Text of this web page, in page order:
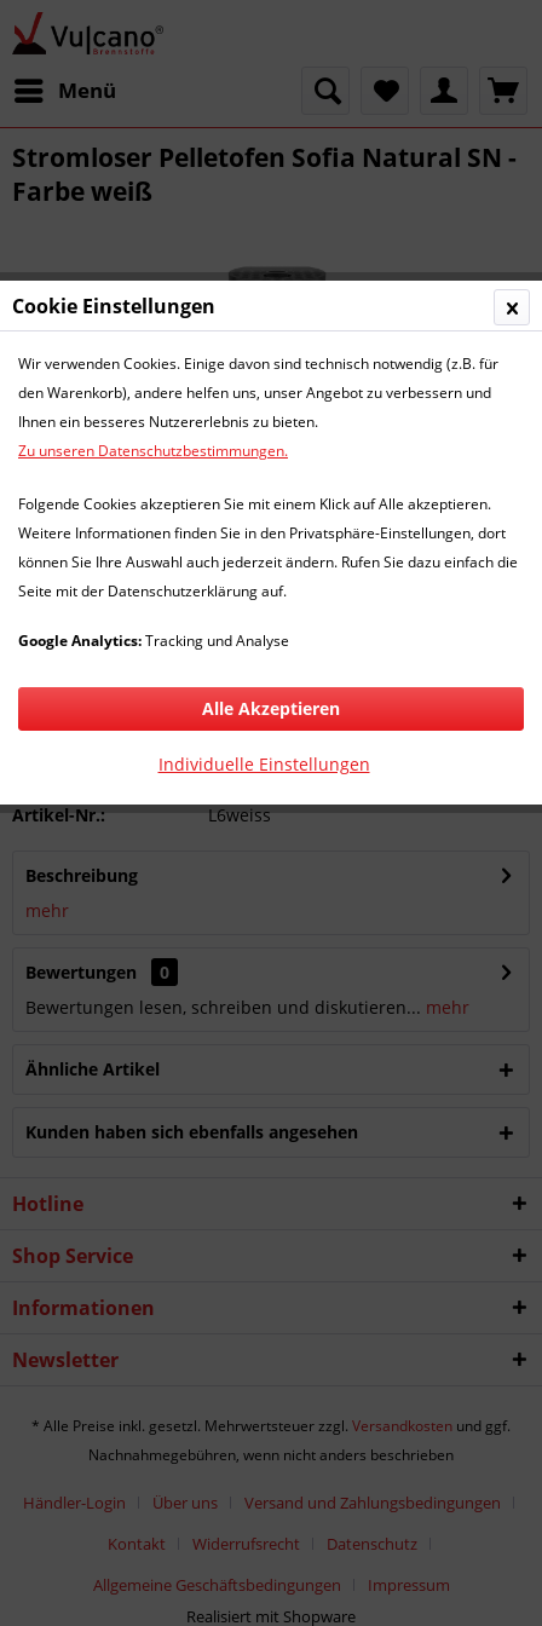
Menü
Stromloser Pelletofen Sofia Natural SN -
Farbe weiß
3.700,00 € *
inkl. MwSt.zzgl. Versandkosten
Lieferzeit 1-7 Werktage plus 14 Werktage
In denWarenkorb
Bewerten
Artikel-Nr.: L6weiss
Beschreibung
mehr
Bewertungen
0
Bewertungen lesen, schreiben und diskutieren... mehr
Ähnliche Artikel
Kunden haben sich ebenfalls angesehen
Hotline
Shop Service
Informationen
Newsletter
* Alle Preise inkl. gesetzl. Mehrwertsteuer zzgl. Versandkosten und ggf.
Nachnahmegebühren, wenn nicht anders beschrieben
Händler-Login Über uns
Versand und Zahlungsbedingungen
Kontakt
Widerrufsrecht
Datenschutz
Allgemeine Geschäftsbedingungen
Impressum
Realisiert mit Shopware
Cookie Einstellungen
Wir verwenden Cookies. Einige davon sind technisch notwendig (z.B. für
den Warenkorb), andere helfen uns, unser Angebot zu verbessern und
Ihnen ein besseres Nutzererlebnis zu bieten.
Zu unseren Datenschutzbestimmungen.
Folgende Cookies akzeptieren Sie mit einem Klick auf Alle akzeptieren.
Weitere Informationen finden Sie in den Privatsphäre-Einstellungen, dort
können Sie Ihre Auswahl auch jederzeit ändern. Rufen Sie dazu einfach die
Seite mit der Datenschutzerklärung auf.
Google Analytics:Tracking und Analyse
Individuelle Einstellungen
Alle Akzeptieren